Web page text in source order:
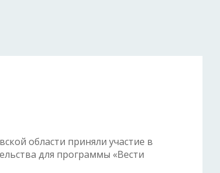
области приняли участие в
для программы «Вести